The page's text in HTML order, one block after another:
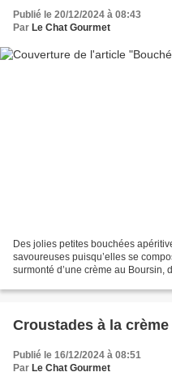
Publié le 20/12/2024 à 08:43
Par Le Chat Gourmet
Des jolies petites bouchées
savoureuses puisqu’elles se
surmonté d’une crème au Boursin,
Croustades à la
Publié le 16/12/2024 à 08:51
Par Le Chat Gourmet